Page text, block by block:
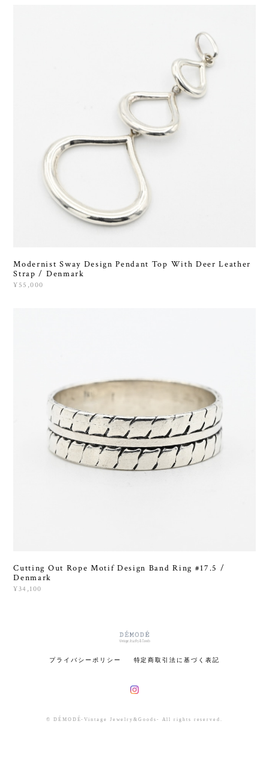
Modernist Sway Design Pendant Top With Deer Leather
Strap / Denmark
¥55,000
Cutting Out Rope Motif Design Band Ring #17.5 /
Denmark
¥34,100
プライバシーポリシー 特定商取引法に基づく表記
© DÉMODÉ-Vintage Jewelry&Goods- All rights reserved.